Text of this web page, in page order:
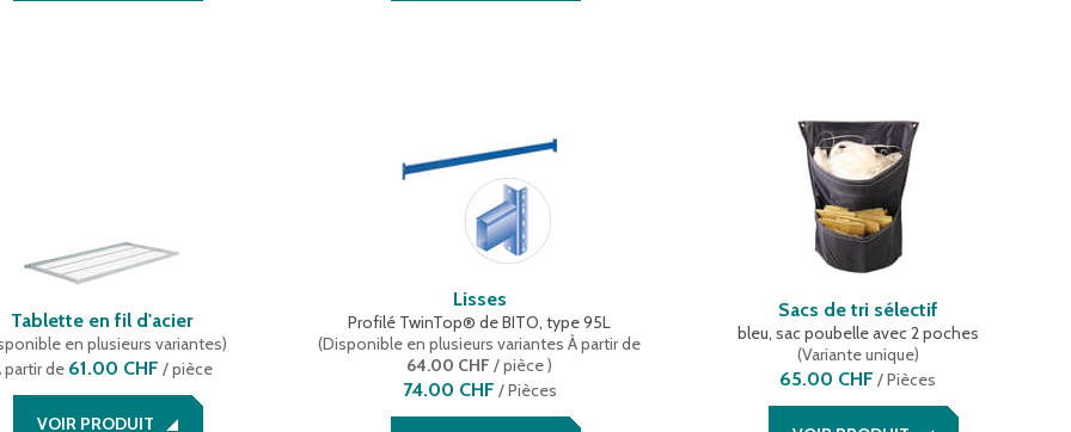
Tablette en fil d'acier
en plusieurs variantes)
partir de 61.00 CHF / pièce
VOIR PRODUIT
Lisses
Profilé TwinTop® de BITO, type 95L
(Disponible en plusieurs variantes À partir de
64.00 CHF / pièce)
74.00 CHF /Pièces
Sacs de tri sélectif
bleu, sac poubelle avec 2 poches
(Variante unique)
65.00 CHF /Pièces